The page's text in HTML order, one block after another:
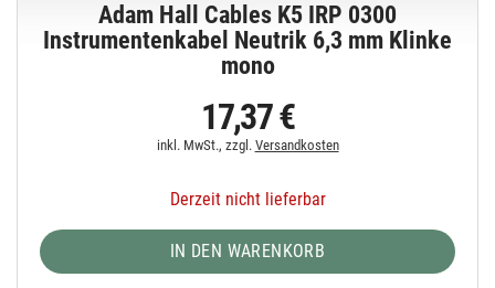
Adam Hall Cables K5 IRP 0300
Instrumentenkabel Neutrik 6,3 mm Klinke
mono
17,37 €
inkl. MwSt., zzgl. Versandkosten
Derzeit nicht lieferbar
IN DEN WARENKORB